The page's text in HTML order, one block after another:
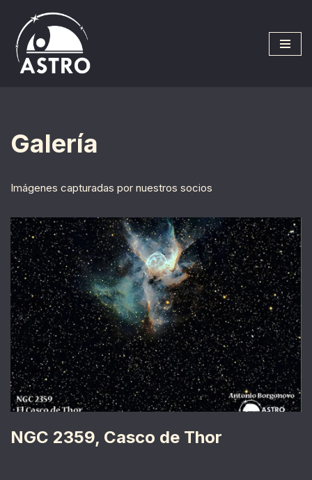
Saltar
al
contenido
Galería
Imágenes capturadas por nuestros socios
NGC 2359, Casco de Thor